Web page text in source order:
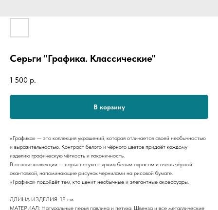
Серьги "Графика. Классические"
1 500 р.
В корзину
«Графика» — это коллекция украшений, которая отличается своей необычностью
и выразительностью. Контраст белого и чёрного цветов придаёт каждому
изделию графическую чёткость и лаконичность.
В основе коллекции — перья петуха с ярким белым окрасом и очень чёрной
окантовкой, напоминающие рисунок чернилами на рисовой бумаге.
«Графика» подойдёт тем, кто ценит необычные и элегантные аксессуары.
ДЛИНА ИЗДЕЛИЯ: 18 см
МАТЕРИАЛ: Натуральные перья павлина и петуха. Швенза и все металлические